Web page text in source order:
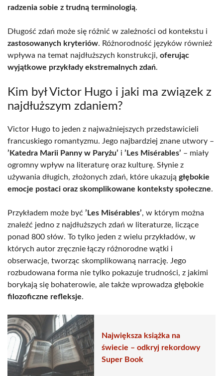
radzenia sobie z trudną terminologią.
Długość zdań może się różnić w zależności od kontekstu i
zastosowanych kryteriów. Różnorodność języków również
wpływa na temat najdłuższych konstrukcji, oferując
wyjątkowe przykłady ekstremalnych zdań.
Kim był Victor Hugo i jaki ma związek z
najdłuższym zdaniem?
Victor Hugo to jeden z najważniejszych przedstawicieli
francuskiego romantyzmu. Jego najbardziej znane utwory –
’Katedra Marii Panny w Paryżu’ i ’Les Misérables’ – miały
ogromny wpływ na literaturę oraz kulturę. Słynie z
używania długich, złożonych zdań, które ukazują głębokie
emocje postaci oraz skomplikowane konteksty społeczne.
Przykładem może być ’Les Misérables’, w którym można
znaleźć jedno z najdłuższych zdań w literaturze, liczące
ponad 800 słów. To tylko jeden z wielu przykładów, w
których autor zręcznie łączy różnorodne wątki i
obserwacje, tworząc skomplikowaną narrację. Jego
rozbudowana forma nie tylko pokazuje trudności, z jakimi
borykają się bohaterowie, ale także wprowadza głębokie
filozoficzne refleksje.
Największa książka na
świecie – odkryj rekordowy
Super Book